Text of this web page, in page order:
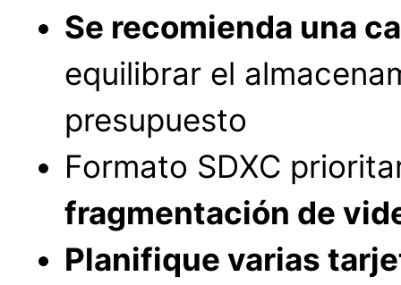
Se recomienda una
equilibrar el
presupuesto
Formato SDXC
fragmentación de
Planifique varias